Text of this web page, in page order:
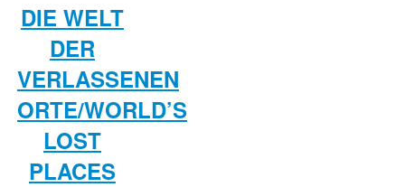
DIE WELT
DER
VERLASSENEN
ORTE/WORLD’S
LOST
PLACES